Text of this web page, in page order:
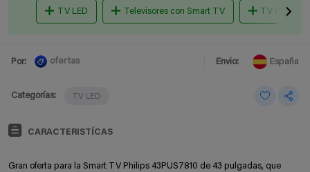
TV LED Televisores con Smart TV TV QLED
Por: ofertas Envio: España
Categorías: TV LED
CARACTERISTÍCAS
Gran oferta para la Smart TV Philips 43PUS7810 de 43 pulgadas, que